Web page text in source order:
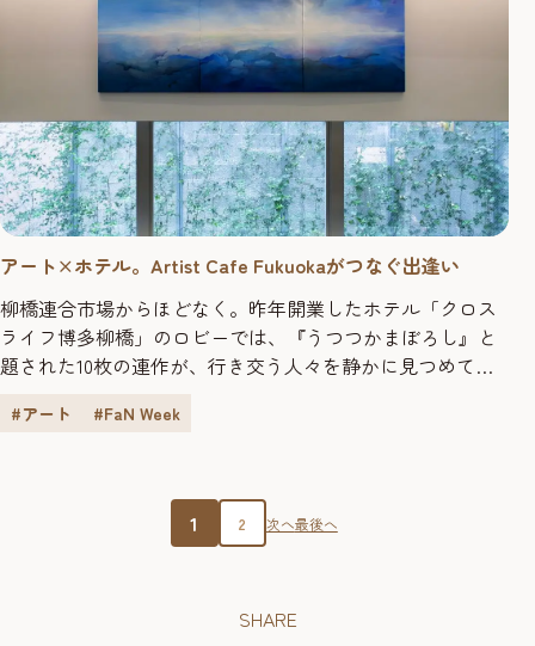
アート×ホテル。Artist Cafe Fukuokaがつなぐ出逢い
柳橋連合市場からほどなく。昨年開業したホテル「クロス
ライフ博多柳橋」のロビーでは、『うつつかまぼろし』と
題された10枚の連作が、行き交う人々を静かに見つめてい
さんが、この場所のために描き下ろしたもの。ギャラリー
に支援する「Artist C...
#アート #FaN Week
1 2 次へ最後へ
SHARE